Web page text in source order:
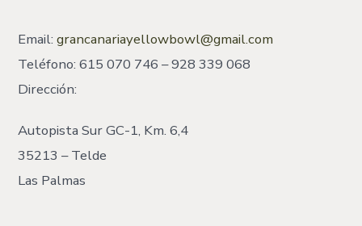
Email:grancanariayellowbowl@gmail.com
Teléfono: 615 070 746 – 928 339 068
Dirección:
Autopista Sur GC-1, Km. 6,4
35213 – Telde
Las Palmas